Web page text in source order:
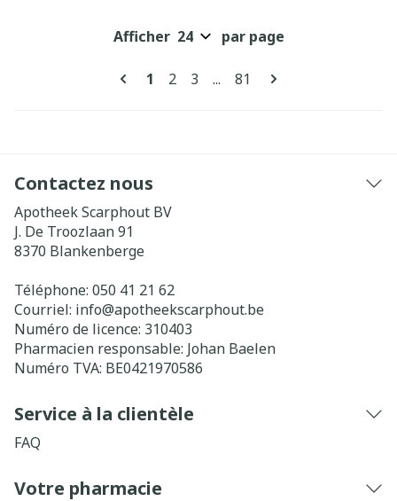
Pages
Vous lisez actuellement la page
1 Page
2 Page
3 ... Page
81
Afficher par page
Contactez nous
Apotheek Scarphout BV
J. De Troozlaan 91
8370 Blankenberge
Téléphone: 050 41 21 62
Courriel: info@apotheekscarphout.be
Numéro de licence: 310403
Pharmacien responsable: Johan Baelen
Numéro TVA: BE0421970586
Service à la clientèle
FAQ
Votre pharmacie